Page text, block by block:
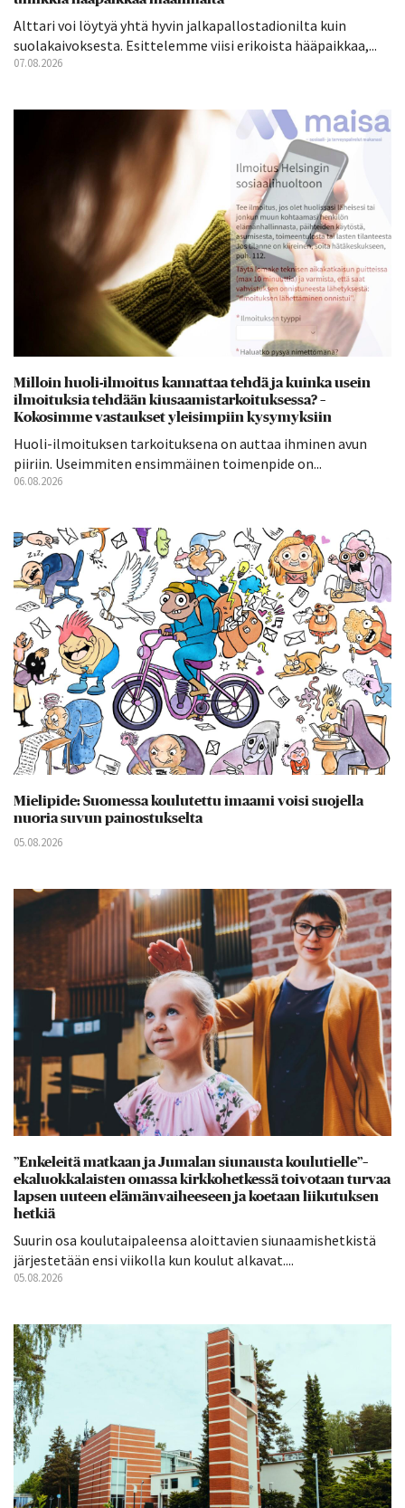
Alttari voi löytyä yhtä hyvin jalkapallostadionilta kuin
suolakaivoksesta. Esittelemme viisi erikoista hääpaikkaa,...
07.08.2026
Milloin huoli-ilmoitus kannattaa tehdä ja kuinka usein
ilmoituksia tehdään kiusaamistarkoituksessa? –
Kokosimme vastaukset yleisimpiin kysymyksiin
Huoli-ilmoituksen tarkoituksena on auttaa ihminen avun
piiriin. Useimmiten ensimmäinen toimenpide on...
06.08.2026
Mielipide: Suomessa koulutettu imaami voisi suojella
nuoria suvun painostukselta
05.08.2026
”Enkeleitä matkaan ja Jumalan siunausta koulutielle”–
ekaluokkalaisten omassa kirkkohetkessä toivotaan turvaa
lapsen uuteen elämänvaiheeseen ja koetaan liikutuksen
hetkiä
Suurin osa koulutaipaleensa aloittavien siunaamishetkistä
järjestetään ensi viikolla kun koulut alkavat....
05.08.2026